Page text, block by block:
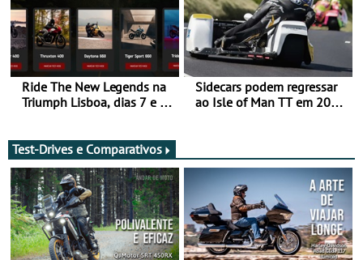
Ride The New Legends na
Triumph Lisboa, dias 7 e 8
Sidecars podem regressar
ao Isle of Man TT em 2027
Test-Drives e Comparativos